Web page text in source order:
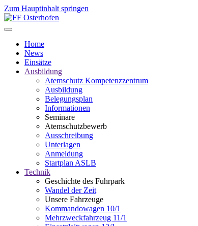
Zum Hauptinhalt springen
Home
News
Einsätze
Ausbildung
Atemschutz Kompetenzzentrum
Ausbildung
Belegungsplan
Informationen
Seminare
Atemschutzbewerb
Ausschreibung
Unterlagen
Anmeldung
Startplan ASLB
Technik
Geschichte des Fuhrpark
Wandel der Zeit
Unsere Fahrzeuge
Kommandowagen 10/1
Mehrzweckfahrzeug 11/1